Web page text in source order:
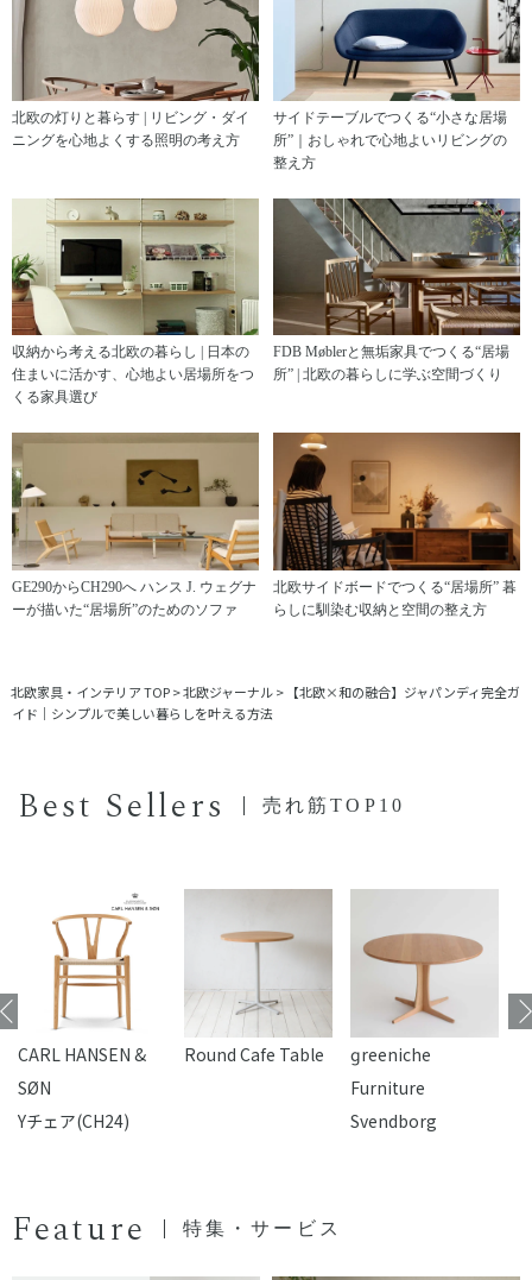
北欧の灯りと暮らす | リビング・ダイ
ニングを心地よくする照明の考え方
サイドテーブルでつくる“小さな居場
所”｜おしゃれで心地よいリビングの
整え方
収納から考える北欧の暮らし | 日本の
住まいに活かす、心地よい居場所をつ
くる家具選び
FDB Møblerと無垢家具でつくる“居場
所” | 北欧の暮らしに学ぶ空間づくり
GE290からCH290へ ハンス J. ウェグナ
ーが描いた“居場所”のためのソファ
北欧サイドボードでつくる“居場所” 暮
らしに馴染む収納と空間の整え方
北欧家具・インテリア TOP>北欧ジャーナル> 【北欧×和の融合】ジャパンディ完全ガ
イド｜シンプルで美しい暮らしを叶える方法
Best Sellers 売れ筋TOP10
CARL HANSEN &
SØN
Yチェア(CH24)
Round Cafe Table
reeniche
Furniture
Svendborg
Feature 特集・サービス